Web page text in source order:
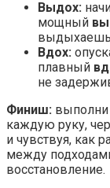
Выдох:
мощный
Вдох:
плавный
не
Финиш: выполни
каждую руку,
и чувствуя, как
между
восстановление.